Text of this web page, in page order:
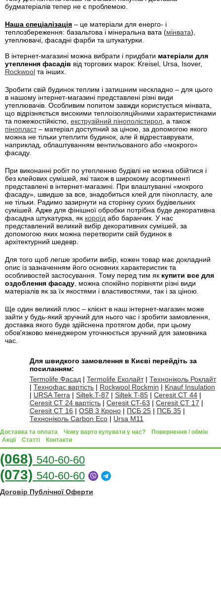
будматеріалів тепер не є проблемою.
Наша спеціалізація – це матеріали для енерго- і
теплозбереження: базальтова і мінеральна вата (мінвата),
утеплювачі, фасадні фарби та штукатурки.
В інтернет-магазині можна вибрати і придбати матеріали для
утеплення фасадів від торгових марок: Kreisel, Ursa, Isover,
Rockwool та інших.
Зробити свій будинок теплим і затишним нескладно – для цього
в нашому інтернет-магазині представлені різні види
утеплювачів. Особливим попитом завжди користується мінвата,
що відрізняється високими теплоізоляційними характеристиками
та пожежостійкістю, екструзійний пінополістирол , а також
пінопласт– матеріал доступний за ціною, за допомогою якого
можна не тільки утеплити будинок, але й відреставрувати,
наприклад, облаштуванням вентильованого або «мокрого»
фасаду.
При виконанні робіт по утепленню будівлі не можна обійтися і
без клейових сумішей, які також в широкому асортименті
представлені в інтернет-магазині. При влаштуванні «мокрого
фасаду», швидше за все, знадобиться клей для пінопласту, але
не тільки. Радимо зазирнути на сторінку сухих будівельних
сумішей. Адже для фінішної обробки потрібна буде декоративна
фасадна штукатурка, як короїд або баранчик. У нас
представлений великий вибір декоративних сумішей, за
допомогою яких можна перетворити свій будинок в
архітектурний шедевр.
Для того щоб легше зробити вибір, кожен товар має докладний
опис із зазначенням його основних характеристик та
особливостей застосування. Тому перед тим як купити все для
оздоблення фасаду , можна спокійно порівняти різні види
матеріалів як за їх якостями і властивостями, так і за ціною.
Ще один великий плюс – клієнт в наш інтернет-магазин може
зайти у будь-який зручний для нього час і зробити замовлення,
доставка якого буде здійснена протягом доби, при цьому
обов'язково менеджером уточнюється зручний для замовника
час.
Для швидкого замовлення в Києві перейдіть за
посиланням:
Termolife Фасад | Termolife Еколайт| Техноніколь Роклайт
| Технофас вартість | Rockwool Rockmin | Knauf Insulation
| URSA Terra | Siltek T-87 | Siltek T-85 | Ceresit CT 44 |
Ceresit CT 24 вартість | Ceresit CT-63 | Ceresit CT 17 |
Ceresit CT 16 | OSB 3 Кроно | ПСБ 25 | ПСБ 35 |
Техноніколь Carbon Eco | Ursa M11
Доставка та оплата Чому варто купувати у нас?
Повернення / обмін
Акції
Статті Контакти
(068) 540-60-60
(073) 540-60-60
Договір Публічної Оферти